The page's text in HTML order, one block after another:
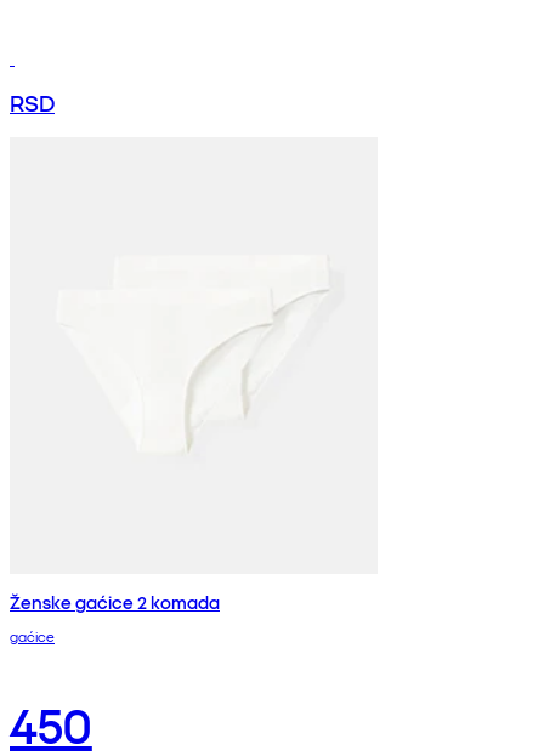
RSD
Ženske gaćice 2 komada
gaćice
450